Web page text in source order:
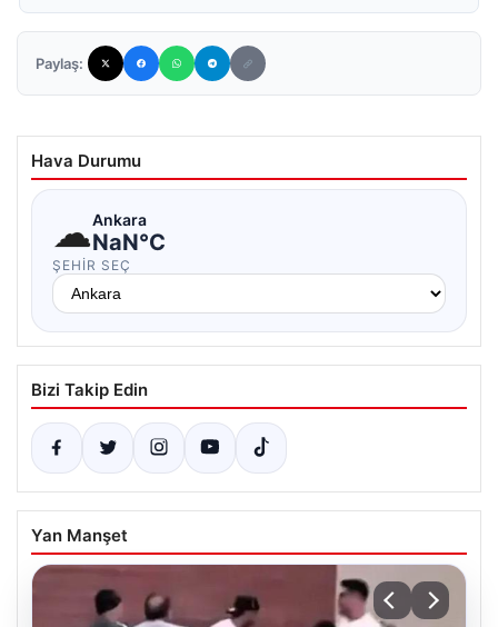
Paylaş:
Hava Durumu
☁Ankara
NaN°C
ŞEHIR SEÇ
Bizi Takip Edin
Yan Manşet